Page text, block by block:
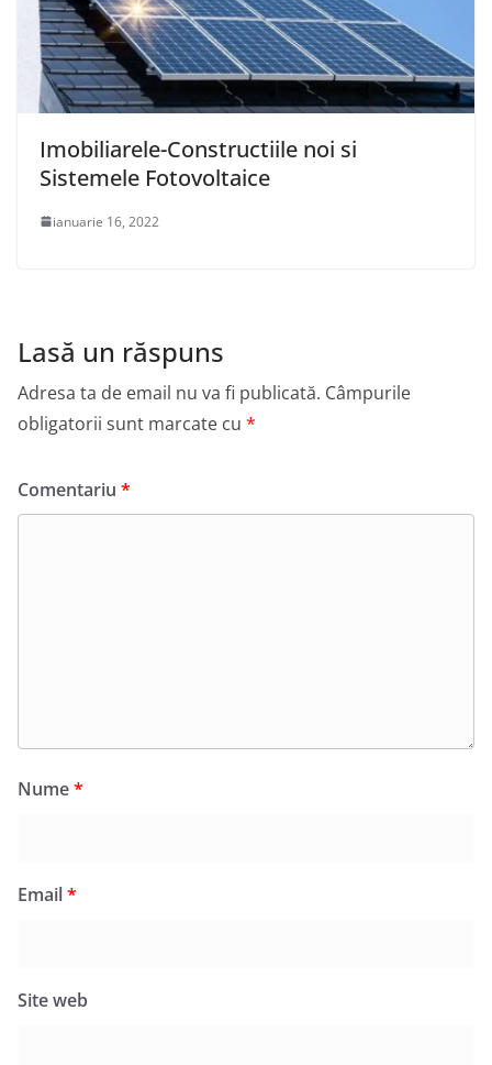
Imobiliarele-Constructiile noi si
Sistemele Fotovoltaice
ianuarie 16, 2022
Lasă un răspuns
Adresa ta de email nu va fi publicată. Câmpurile
obligatorii sunt marcate cu *
Comentariu *
Nume*
Email*
Site web